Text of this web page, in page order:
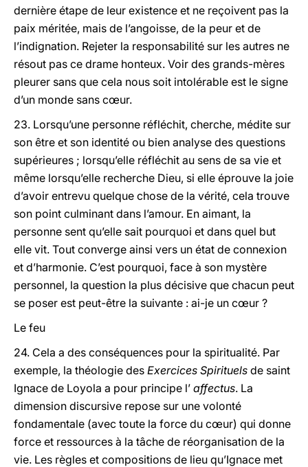
dernière étape de leur existence et ne reçoivent pas la
paix méritée, mais de l’angoisse, de la peur et de
l’indignation. Rejeter la responsabilité sur les autres ne
résout pas ce drame honteux. Voir des grands-mères
pleurer sans que cela nous soit intolérable est le signe
d’un monde sans cœur.
23. Lorsqu’une personne réfléchit, cherche, médite sur
son être et son identité ou bien analyse des questions
supérieures ; lorsqu’elle réfléchit au sens de sa vie et
même lorsqu’elle recherche Dieu, si elle éprouve la joie
d’avoir entrevu quelque chose de la vérité, cela trouve
son point culminant dans l’amour. En aimant, la
personne sent qu’elle sait pourquoi et dans quel but
elle vit. Tout converge ainsi vers un état de connexion
et d’harmonie. C’est pourquoi, face à son mystère
personnel, la question la plus décisive que chacun peut
se poser est peut-être la suivante : ai-je un cœur ?
Le feu
24. Cela a des conséquences pour la spiritualité. Par
exemple, la théologie des Exercices Spirituels de saint
Ignace de Loyola a pour principe l’ affectus. La
dimension discursive repose sur une volonté
fondamentale (avec toute la force du cœur) qui donne
force et ressources à la tâche de réorganisation de la
vie. Les règles et compositions de lieu qu’Ignace met